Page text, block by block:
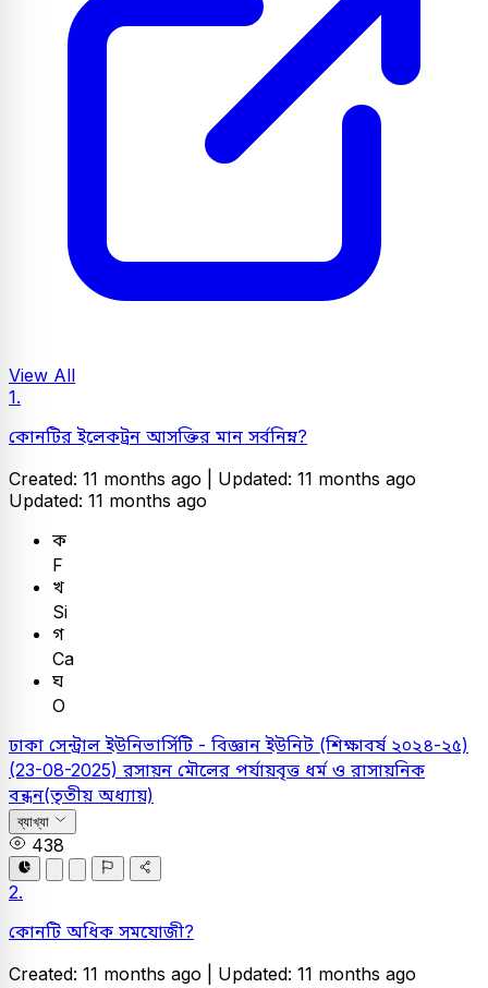
View All
1.
কোনটির ইলেকট্রন আসক্তির মান সর্বনিম্ন?
Created: 11 months ago | Updated: 11 months ago
Updated: 11 months ago
ক
F
খ
Si
গ
Ca
ঘ
O
ঢাকা সেন্ট্রাল ইউনিভার্সিটি - বিজ্ঞান ইউনিট (শিক্ষাবর্ষ ২০২৪-২৫)
(23-08-2025) রসায়ন মৌলের পর্যায়বৃত্ত ধর্ম ও রাসায়নিক
বন্ধন(তৃতীয় অধ্যায়)
ব্যাখ্যা
438
2.
কোনটি অধিক সমযোজী?
Created: 11 months ago | Updated: 11 months ago